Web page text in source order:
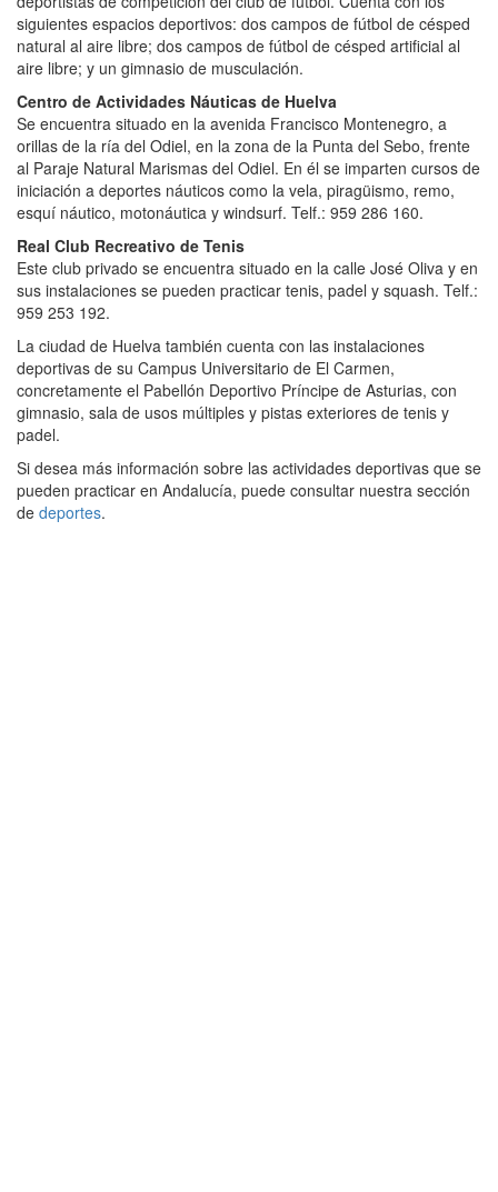
siguientes espacios deportivos: dos campos de fútbol de césped
natural al aire libre; dos campos de fútbol de césped artificial al
aire libre; y un gimnasio de musculación.
Centro de Actividades Náuticas de Huelva
Se encuentra situado en la avenida Francisco Montenegro, a
orillas de la ría del Odiel, en la zona de la Punta del Sebo, frente
al Paraje Natural Marismas del Odiel. En él se imparten cursos de
iniciación a deportes náuticos como la vela, piragüismo, remo,
esquí náutico, motonáutica y windsurf. Telf.: 959 286 160.
Real Club Recreativo de Tenis
Este club privado se encuentra situado en la calle José Oliva y en
sus instalaciones se pueden practicar tenis, padel y squash. Telf.:
959 253 192.
La ciudad de Huelva también cuenta con las instalaciones
deportivas de su Campus Universitario de El Carmen,
concretamente el Pabellón Deportivo Príncipe de Asturias, con
gimnasio, sala de usos múltiples y pistas exteriores de tenis y
padel.
Si desea más información sobre las actividades deportivas que se
pueden practicar en Andalucía, puede consultar nuestra sección
de deportes.